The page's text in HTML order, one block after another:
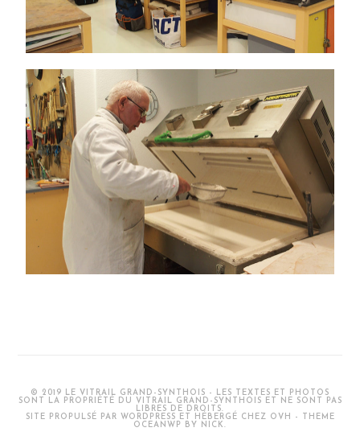
© 2019 LE VITRAIL GRAND-SYNTHOIS - LES TEXTES ET PHOTOS
SONT LA PROPRIÉTÉ DU VITRAIL GRAND-SYNTHOIS ET NE SONT PAS
LIBRES DE DROITS.
SITE PROPULSÉ PAR WORDPRESS ET HÉBERGÉ CHEZ OVH - THEME
OCEANWP BY NICK.